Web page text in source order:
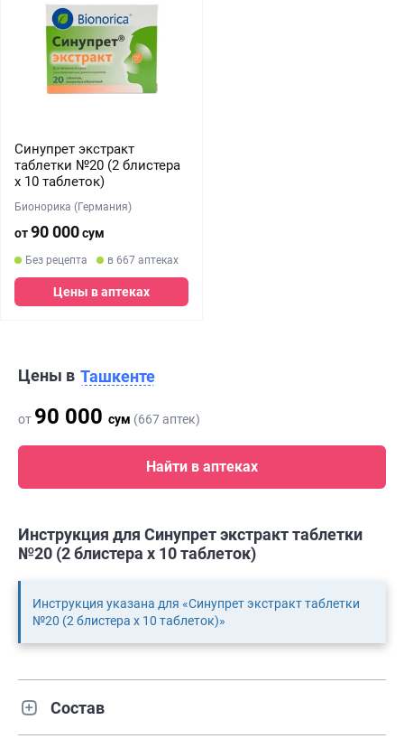
Синупрет экстракт
таблетки №20 (2 блистера
х 10 таблеток)
Бионорика (Германия)
от90 000сум
Без рецепта в 667 аптеках
Цены в аптеках
Цены в Ташкенте
от 90 000 сум (667 аптек)
Найти в аптеках
Инструкция для Синупрет экстракт таблетки
№20 (2 блистера х 10 таблеток)
Инструкция указана для «Синупрет экстракт таблетки
№20 (2 блистера х 10 таблеток)»
Состав